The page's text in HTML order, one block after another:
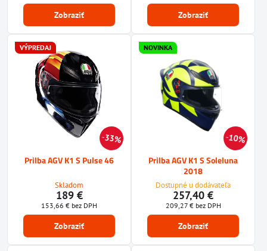
Zobraziť Zobraziť
33%
VÝPREDAJ
Prilba AGV K1 S Pulse 46
Skladom
189 €
153,66 € bez DPH
Zobraziť
10%
NOVINKA
Prilba AGV K1 S Soleluna
2018
Dostupné u dodávateľa
257,40 €
209,27 € bez DPH
Zobraziť